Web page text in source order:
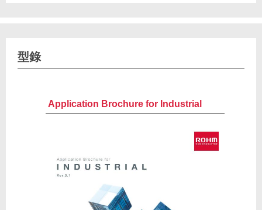
型錄
Application Brochure for Industrial